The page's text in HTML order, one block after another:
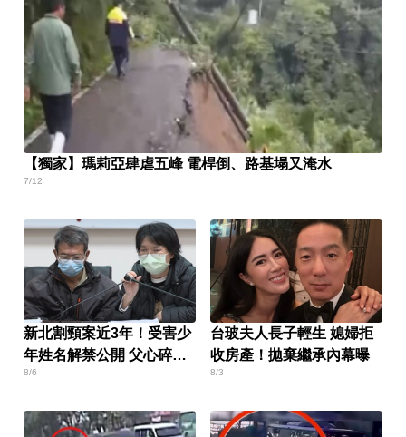
【獨家】瑪莉亞肆虐五峰 電桿倒、路基塌又淹水
7/12
新北割頸案近3年！受害少
年姓名解禁公開 父心碎發
聲
8/6
台玻夫人長子輕生 媳婦拒
收房產！拋棄繼承內幕曝
8/3